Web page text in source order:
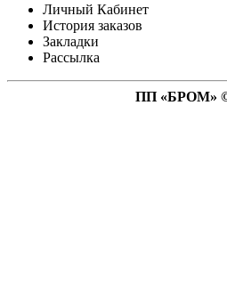
Личный Кабинет
История заказов
Закладки
Рассылка
ПП «БРОМ» ©